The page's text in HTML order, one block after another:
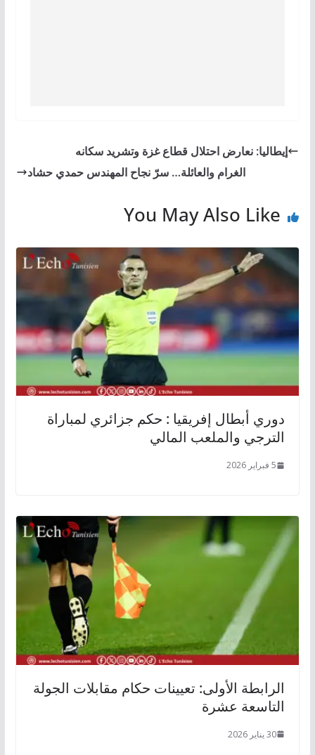
إيطاليا: نعارض احتلال قطاع غزة وتشريد سكانه
الغرام والعائلة… سرّ نجاح المهندس حمدي حشاد
You May Also Like
دوري أبطال إفريقيا : حكم جزائري لمباراة
الترجي والملعب المالي
5 فبراير 2026
الرابطة الأولى: تعيينات حكام مقابلات الجولة
التاسعة عشرة
30 يناير 2026